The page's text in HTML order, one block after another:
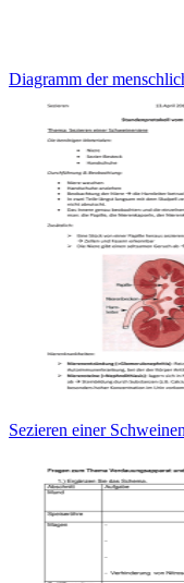
Diagramm der
Sezieren einer